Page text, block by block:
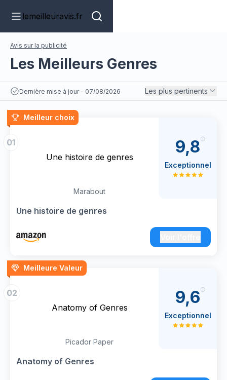
lemeilleuravis.fr
Avis sur la publicité
Les Meilleurs Genres
Dernière mise à jour - 07/08/2026 Les plus pertinents
Meilleur choix
01
Une histoire de genres
Marabout
Une histoire de genres
9,8
Exceptionnel
Meilleure Valeur
02
Anatomy of Genres
Picador Paper
Anatomy of Genres
9,6
Exceptionnel